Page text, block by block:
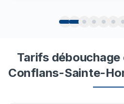
Tarifs
Conflans-Sainte-